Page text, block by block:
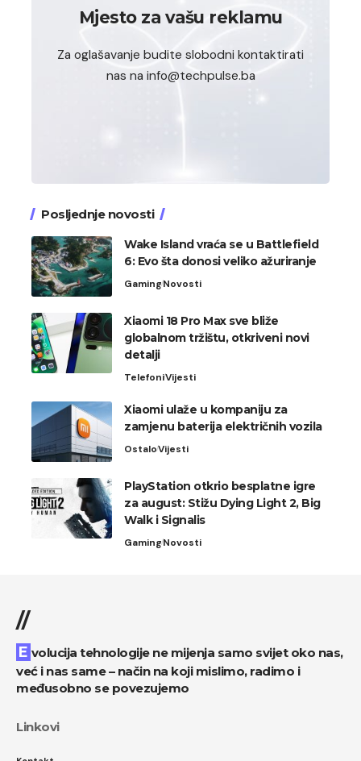
Mjesto za vašu reklamu
Za oglašavanje budite slobodni kontaktirati
nas na info@techpulse.ba
Posljednje novosti
Wake Island vraća se u Battlefield
6: Evo šta donosi veliko ažuriranje
GamingNovosti
Xiaomi 18 Pro Max sve bliže
globalnom tržištu, otkriveni novi
detalji
TelefoniVijesti
Xiaomi ulaže u kompaniju za
zamjenu baterija električnih vozila
OstaloVijesti
PlayStation otkrio besplatne igre
za august: Stižu Dying Light 2, Big
Walk i Signalis
GamingNovosti
//
Evolucija tehnologije ne mijenja samo svijet oko nas,
već i nas same – način na koji mislimo, radimo i
međusobno se povezujemo
Linkovi